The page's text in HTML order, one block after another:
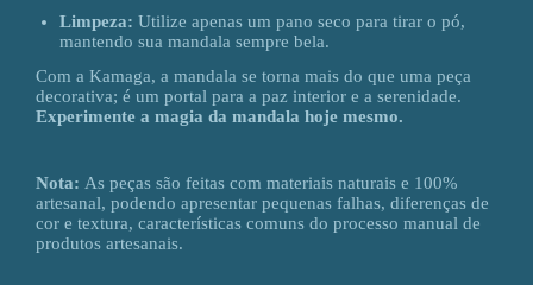
Limpeza: Utilize apenas um pano seco para tirar o pó,
mantendo sua mandala sempre bela.
Com a Kamaga, a mandala se torna mais do que uma peça
decorativa; é um portal para a paz interior e a serenidade.
Experimente a magia da mandala hoje mesmo.
Nota: As peças são feitas com materiais naturais e 100%
artesanal, podendo apresentar pequenas falhas, diferenças de
cor e textura, características comuns do processo manual de
produtos artesanais.